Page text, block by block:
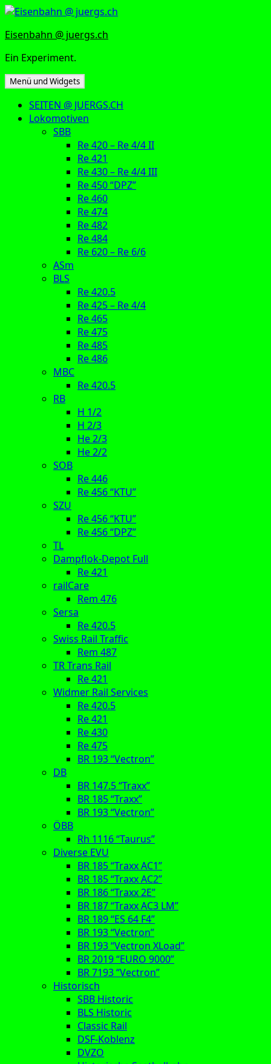
Zum
springen
Eisenbahn @ juergs.ch
Ein Experiment.
Menü und Widgets
SEITEN @ JUERGS.CH
Lokomotiven
SBB
Re 420 – Re 4/4 II
Re 421
Re 430 – Re 4/4 III
Re 450 “DPZ”
Re 460
Re 474
Re 482
Re 484
Re 620 – Re 6/6
ASm
BLS
Re 420.5
Re 425 – Re 4/4
Re 465
Re 475
Re 485
Re 486
MBC
Re 420.5
RB
H 1/2
H 2/3
He 2/3
He 2/2
SOB
Re 446
Re 456 “KTU”
SZU
Re 456 “KTU”
Re 456 “DPZ”
TL
Dampflok-Depot Full
Re 421
railCare
Rem 476
Sersa
Re 420.5
Swiss Rail Traffic
Rem 487
TR Trans Rail
Re 421
Widmer Rail Services
Re 420.5
Re 421
Re 430
Re 475
BR 193 “Vectron”
DB
BR 147.5 “Traxx”
BR 185 “Traxx”
BR 193 “Vectron”
ÖBB
Rh 1116 “Taurus”
Diverse EVU
BR 185 “Traxx AC1”
BR 185 “Traxx AC2”
BR 186 “Traxx 2E”
BR 187 “Traxx AC3 LM”
BR 189 “ES 64 F4”
BR 193 “Vectron”
BR 193 “Vectron XLoad”
BR 2019 “EURO 9000”
BR 7193 “Vectron”
Historisch
SBB Historic
BLS Historic
Classic Rail
DSF-Koblenz
DVZO